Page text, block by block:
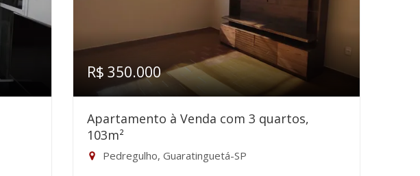
R$ 350.000
Apartamento à Venda com 3 quartos,
103m²
Pedregulho, Guaratinguetá-SP